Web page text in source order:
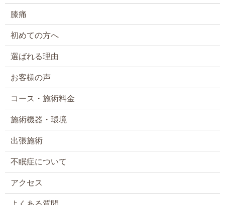
膝痛
初めての方へ
選ばれる理由
お客様の声
コース・施術料金
施術機器・環境
出張施術
不眠症について
アクセス